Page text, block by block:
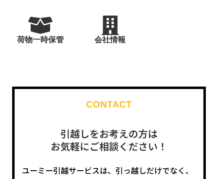
荷物一時保管 会社情報
CONTACT
引越しをお考えの方は
お気軽にご相談ください！
ユーミー引越サービスは、引っ越しだけでなく、